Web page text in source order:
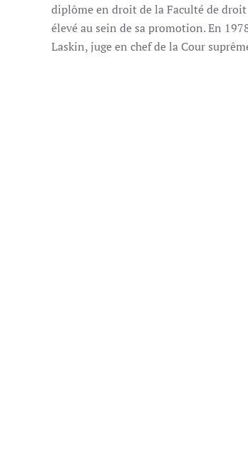
diplôme en droit de la Faculté de
élevé au sein de sa promotion. En
Laskin, juge en chef de la Cour